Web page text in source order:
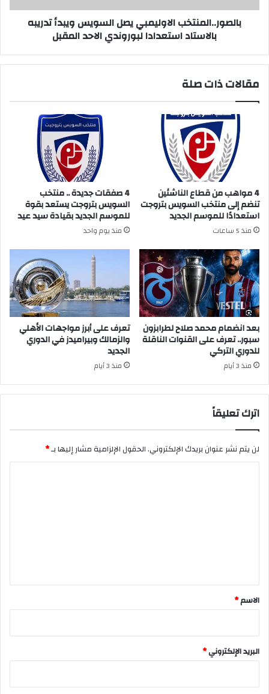
لبوروندي
بالصور..المنتخب الاوليمبي يصل السويس ويبدأ تدريبه
بالاستاد استعدادا لبوروندي الاحد المقبل
مقالات ذات صلة
4 مواهب من قطاع الناشئين
تنضم إلى منتخب السويس بتروجت
استعدادًا للموسم الجديد
منذ 5 ساعات
4 صفقات جديدة .. منتخب
السويس بتروجت يستعد بقوة
للموسم الجديد بقيادة سيد عيد
منذ يوم واحد
بعد انضمام محمد صلاح لطرابزون
سبور.. تعرف على القنوات الناقلة
للدوري التركي
منذ 3 أيام
تعرف على أبرز مواجهات الأهلي
والزمالك وبيراميدز في الدوري
الجديد
منذ 3 أيام
اترك تعليقاً
لن يتم نشر عنوان بريدك الإلكتروني.الحقول الإلزامية مشار إليها بـ*
*
الاسم*
البريد الإلكتروني*